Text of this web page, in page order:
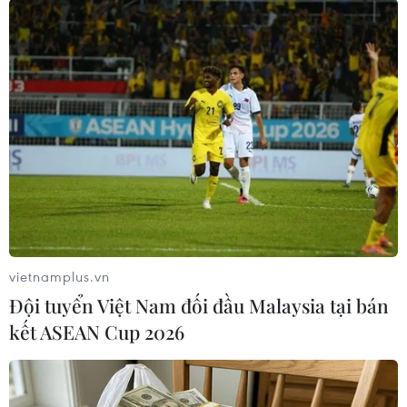
giảm.
Nhằm cải thiện tính thanh khoản trên thị
trường trái phiếu, BoJ cũng nới lỏng những yêu
cầu đối với các tổ chức tài chính trong việc mua
trái phiếu chính phủ mà không trả nợ.
Các tổ chức tài chính hiện có thể mua một số
trái phiếu kỳ hạn 10 năm mà BoJ nắm giữ
chiếm hơn 80% số dư chưa thanh toán nếu số
lượng lưu hành trên thị trường phục hồi lên
mức khoảng 1.500 tỷ yen.
Mặt khác, lãi suất chính sách hiện tại là 0,5%
vẫn được duy trì. BoJ sẽ tiếp tục theo dõi ảnh
hưởng của chính sách thuế quan từ Chính
quyền Tổng thống Trump 2.0 đối với nền kinh
tế và giá cả của Nhật Bản.
vietnamplus.vn
Đội tuyển Việt Nam đối đầu Malaysia tại bán
kết ASEAN Cup 2026